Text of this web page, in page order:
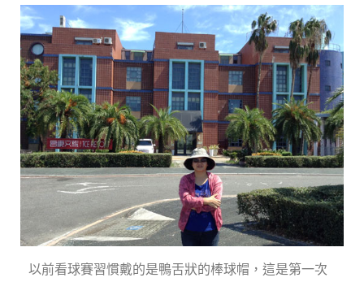
以前看球賽習慣戴的是鴨舌狀的棒球帽，這是第一次